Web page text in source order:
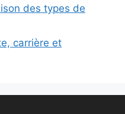
des types de
carrière et